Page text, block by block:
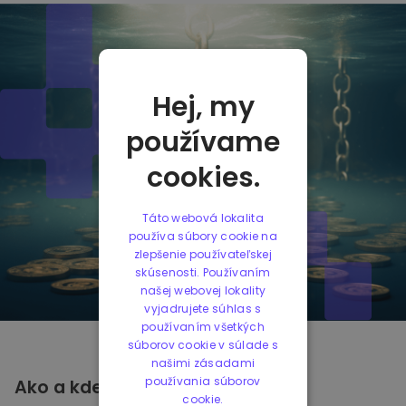
Ako a kde UložiťIOTA
Hej, my
používame
cookies.
Táto webová lokalita
používa súbory cookie na
zlepšenie používateľskej
skúsenosti. Používaním
našej webovej lokality
vyjadrujete súhlas s
používaním všetkých
súborov cookie v súlade s
našimi zásadami
používania súborov
cookie.